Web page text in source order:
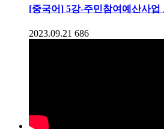
[중국어] 5강-주민참여예산사업
2023.09.21 686